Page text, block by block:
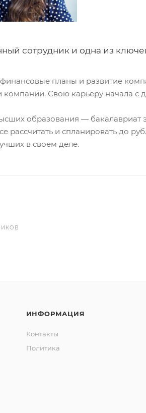
сотрудник и одна из
финансовые планы и развитие
компании. Свою карьеру начала с
образования — бакалавриат
рассчитать и спланировать до
в своем деле.
ИНФОРМАЦИЯ
Контакты
Политика